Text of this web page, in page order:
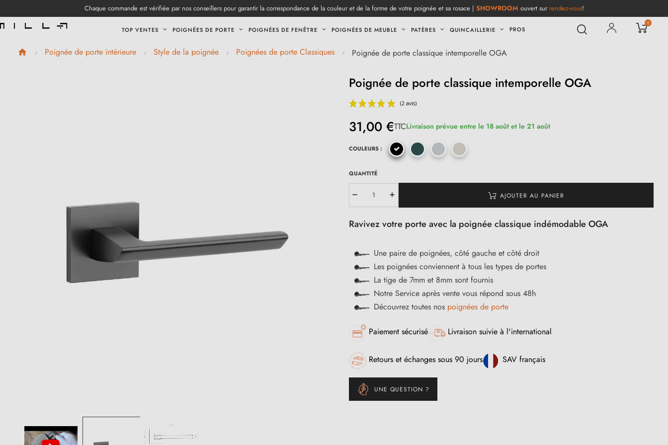
Chaque commande est vérifiée par nos conseillers pour garantir la correspondance de la couleur et de la forme de votre poignée et sa rosace | SHOWROOM ouvert sur rendez-vous!
TOP VENTES POIGNÉES DE PORTE POIGNÉES DE FENÊTRE POIGNÉES DE MEUBLE PATÈRES QUINCAILLERIE PROS
0
Poignée de porte intérieure Style de la poignée Poignées de porte Classiques Poignée de porte classique intemporelle OGA
Poignée de porte classique intemporelle OGA
(2 avis)
31,00 €TTCLivraison prévue entre le 18 août et le 21 août
COULEURS :
QUANTITÉ
AJOUTER AU PANIER
Ravivez votre porte avec la poignée classique indémodable OGA
Une paire de poignées, côté gauche et côté droit
Les poignées conviennent à tous les types de portes
La tige de 7mm et 8mm sont fournis
Notre Service après vente vous répond sous 48h
Découvrez toutes nos poignées de porte
Paiement sécurisé Livraison suivie à l'international
Retours et échanges sous 90 jours SAV français
UNE QUESTION ?